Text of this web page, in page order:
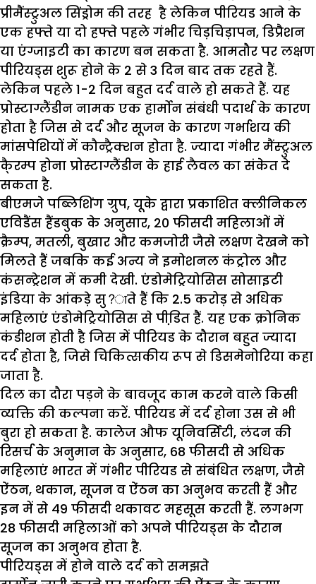
प्रीमैंस्ट्रुअल सिंड्रोम की तरह है लेकिन पीरियड आने के
एक हफ्ते या दो हफ्ते पहले गंभीर चिड़चिड़ापन, डिप्रैशन
या एंग्जाइटी का कारण बन सकता है. आमतौर पर लक्षण
पीरियड्स शुरू होने के 2 से 3 दिन बाद तक रहते हैं.
लेकिन पहले 1-2 दिन बहुत दर्द वाले हो सकते हैं. यह
प्रोस्टाग्लैंडीन नामक एक हार्मोन संबंधी पदार्थ के कारण
होता है जिस से दर्द और सूजन के कारण गर्भाशय की
मांसपेशियों में कौन्ट्रैक्शन होता है. ज्यादा गंभीर मैंस्ट्रुअल
कै्रम्प होना प्रोस्टाग्लैंडीन के हाई लैवल का संकेत दे
सकता है.
बीएमजे पब्लिशिंग ग्रुप, यूके द्वारा प्रकाशित क्लीनिकल
एविडैंस हैंडबुक के अनुसार, 20 फीसदी महिलाओं में
क्रैम्प, मतली, बुखार और कमजोरी जैसे लक्षण देखने को
मिलते हैं जबकि कई अन्य ने इमोशनल कंट्रोल और
कंसन्ट्रेशन में कमी देखी. एंडोमेट्रियोसिस सोसाइटी
इंडिया के आंकड़े सु?ाते हैं कि 2.5 करोड़ से अधिक
महिलाएं एंडोमेट्रियोसिस से पीडि़त हैं. यह एक क्रोनिक
कंडीशन होती है जिस में पीरियड के दौरान बहुत ज्यादा
दर्द होता है, जिसे चिकित्सकीय रूप से डिसमेनोरिया कहा
जाता है.
दिल का दौरा पड़ने के बावजूद काम करने वाले किसी
व्यक्ति की कल्पना करें. पीरियड में दर्द होना उस से भी
बुरा हो सकता है. कालेज औफ यूनिवर्सिटी, लंदन की
रिसर्च के अनुमान के अनुसार, 68 फीसदी से अधिक
महिलाएं भारत में गंभीर पीरियड से संबंधित लक्षण, जैसे
ऐंठन, थकान, सूजन व ऐंठन का अनुभव करती हैं और
इन में से 49 फीसदी थकावट महसूस करती हैं. लगभग
28 फीसदी महिलाओं को अपने पीरियड्स के दौरान
सूजन का अनुभव होता है.
पीरियड्स में होने वाले दर्द को समझते